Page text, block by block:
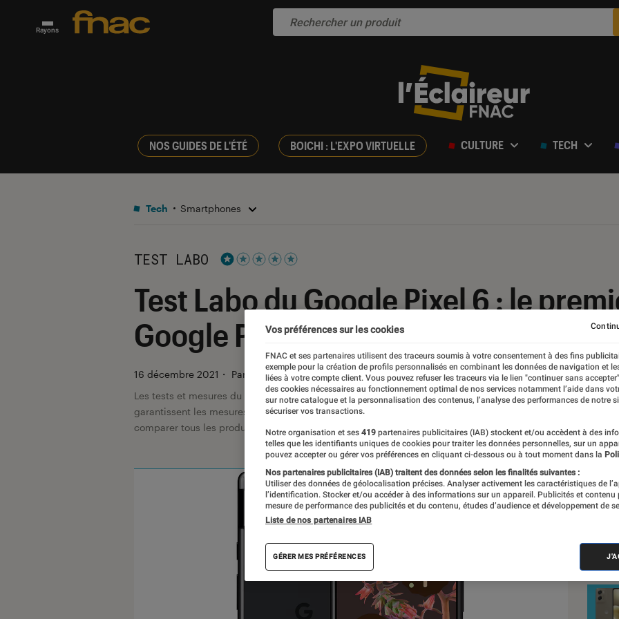
Rayons
NOS GUIDES DE L'ÉTÉ BOICHI : L'EXPO VIRTUELLE CULTURE TECH
Tech Smartphones
TEST LABO
Test Labo du Google Pixel 6 : le
Google Phone est une réussite
16 décembre 2021 ・ Par
Georges Prat
Les tests et mesures du Labo Fnac sont réalisés en toute indépendance du commerce ou des fabricants
garantissent les mesures grâce à leur expertise, et aux équipements de mesures les plus précis. Pour en
comparer tous les produits, visitez notre
comparateur
VOIR
Vos préférences sur les cookies
FNAC et ses partenaires utilisent des traceurs soumis à votre consentement à des fins
exemple pour la création de profils personnalisés en combinant les données de navigation et
liées à votre compte client. Vous pouvez refuser les traceurs via le lien "continuer sans
des cookies nécessaires au fonctionnement optimal de nos services notamment l’aide dans
sur notre catalogue et la personnalisation des contenus, l’analyse des performances de notre
sécuriser vos transactions.
Notre organisation et ses 419 partenaires publicitaires (IAB) stockent et/ou accèdent à des
telles que les identifiants uniques de cookies pour traiter les données personnelles, sur un
pouvez accepter ou gérer vos préférences en cliquant ci-dessous ou à tout moment dans la
Nos partenaires publicitaires (IAB) traitent des données selon les finalités suivantes :
Utiliser des données de géolocalisation précises. Analyser activement les caractéristiques de
l’identification. Stocker et/ou accéder à des informations sur un appareil. Publicités et contenu
mesure de performance des publicités et du contenu, études d’audience et développement de
Liste de nos partenaires IAB
GÉRER MES PRÉFÉRENCES